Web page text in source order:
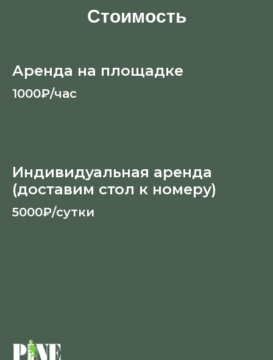
Стоимость
Аренда на площадке
1000₽/час
Индивидуальная аренда
(доставим стол к номеру)
5000₽/сутки